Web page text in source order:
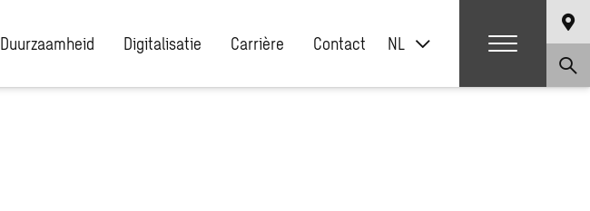
Duurzaamheid Digitalisatie Carrière Contact NL